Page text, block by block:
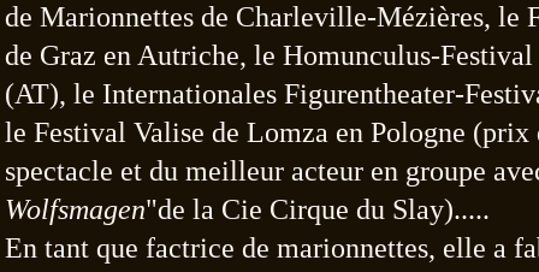
de Marionnettes de Charleville-Mézières, le
de Graz en Autriche, le Homunculus-Festival
(AT), le Internationales Figurentheater-
le Festival Valise de Lomza en Pologne (prix
spectacle et du meilleur acteur en groupe
Wolfsmagen"de la Cie Cirque du Slay).....
En tant que factrice de marionnettes, elle a